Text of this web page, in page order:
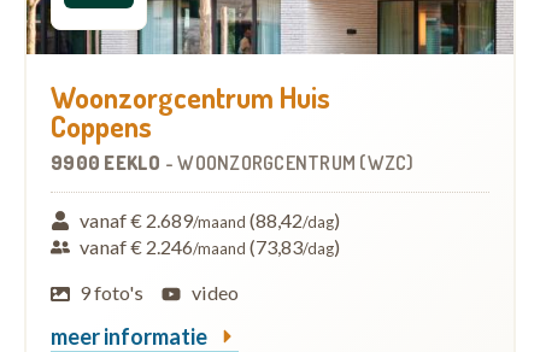
Woonzorgcentrum Huis
Coppens
9900 EEKLO -WOONZORGCENTRUM (WZC)
vanaf € 2.689/maand (88,42/dag)
vanaf € 2.246/maand (73,83/dag)
9 foto's
video
meer informatie